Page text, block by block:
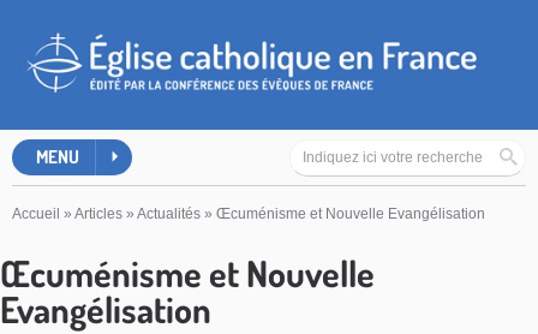
MENU
Accueil » Articles » Actualités » Œcuménisme et Nouvelle Evangélisation
Œcuménisme et Nouvelle
Evangélisation